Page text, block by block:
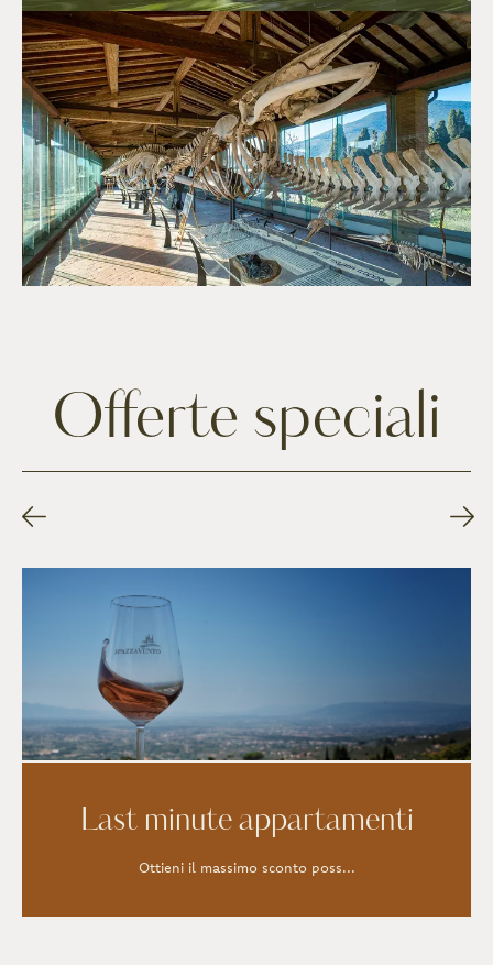
Offerte speciali
Last minute appartamenti
Ottieni il massimo sconto poss...